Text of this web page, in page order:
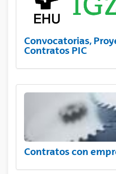
Convocatorias,
Contratos PIC
Contratos con